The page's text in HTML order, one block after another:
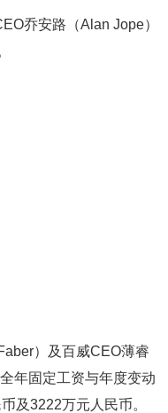
乔安路（Alan Jope）
）及百威CEO薄睿
年固定工资与年度变动
及3222万元人民币。